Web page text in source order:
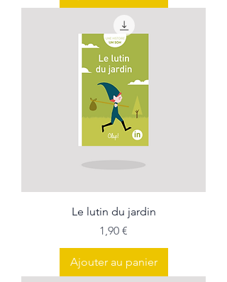
Le lutin du jardin
Prix
1,90 €
Ajouter au panier